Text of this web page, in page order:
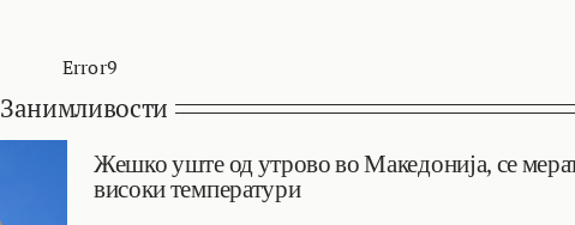
Error9
Занимливости
Жешко уште од утрово во Македонија, се
високи температури